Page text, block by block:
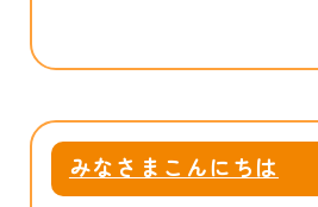
みなさまこんにちは